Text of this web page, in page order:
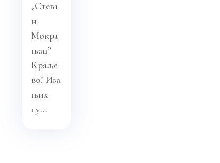
„Стева
н
Мокра
њац”
Краље
во! Иза
њих
су...